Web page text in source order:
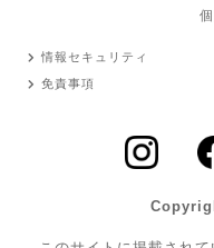
情報セキュリティ
免責事項